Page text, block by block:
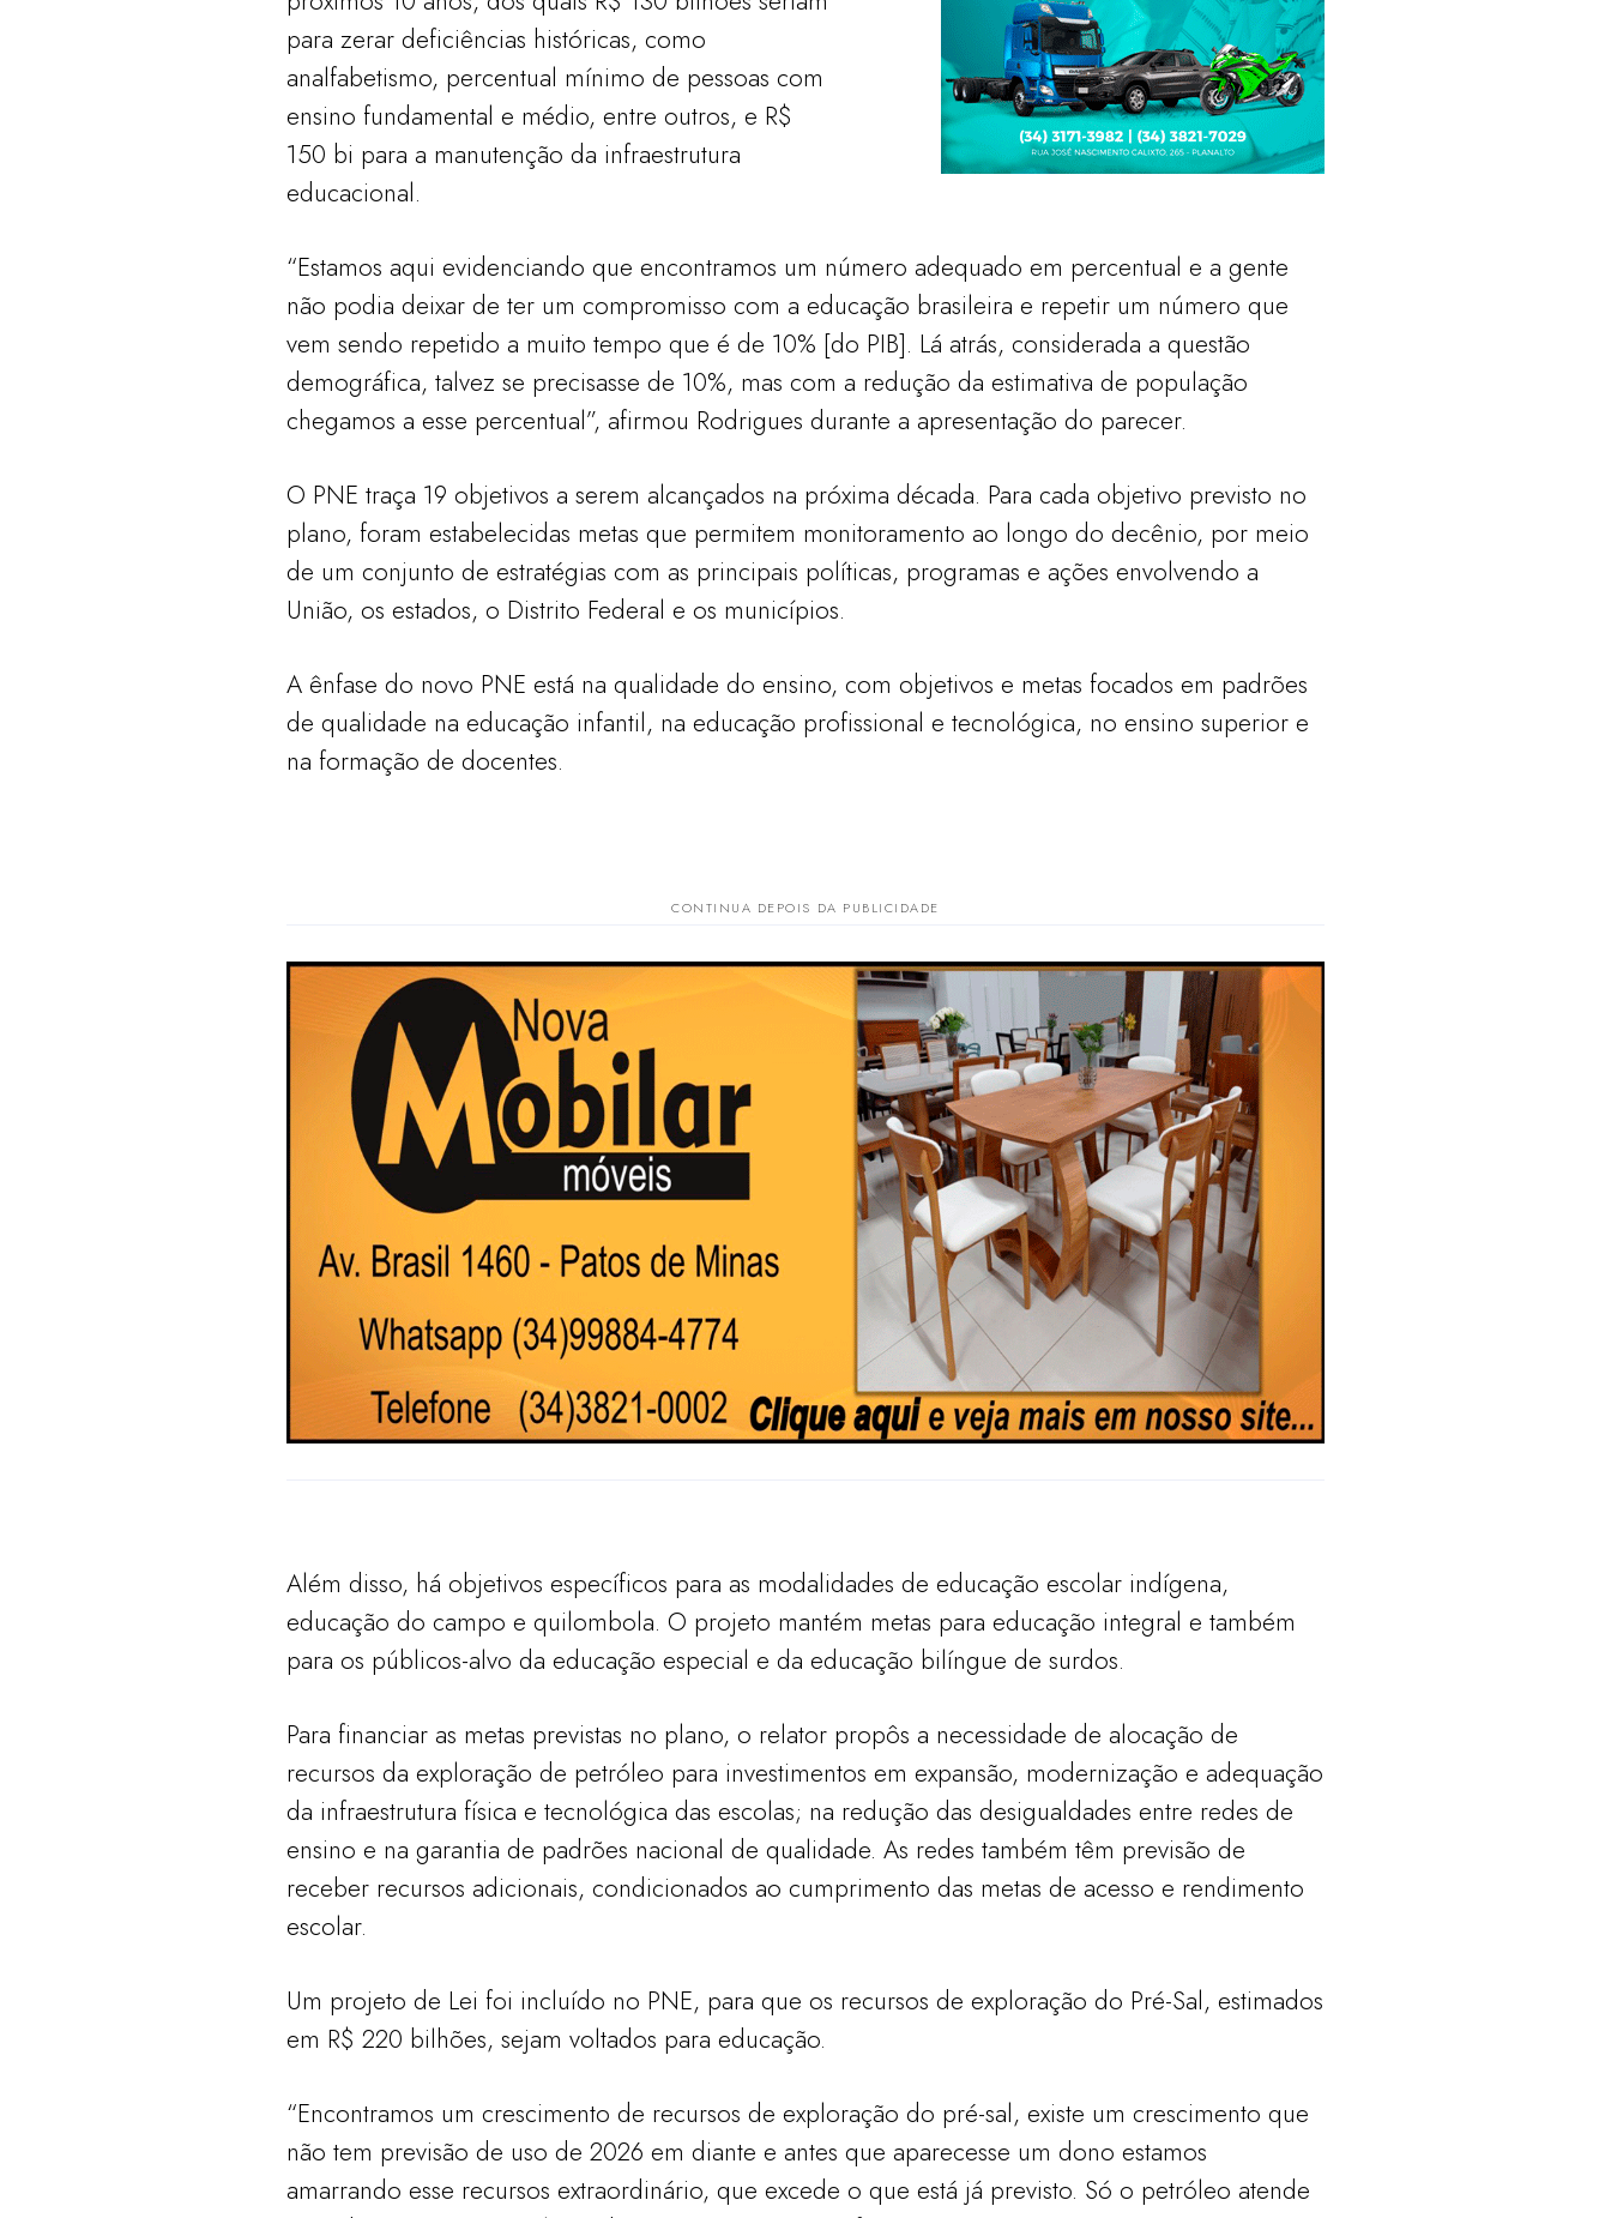
para zerar deficiências históricas, como
analfabetismo, percentual mínimo de pessoas com
ensino fundamental e médio, entre outros, e R$
150 bi para a manutenção da infraestrutura
educacional.
“Estamos aqui evidenciando que encontramos um número adequado em percentual e a gente
não podia deixar de ter um compromisso com a educação brasileira e repetir um número que
vem sendo repetido a muito tempo que é de 10% [do PIB]. Lá atrás, considerada a questão
demográfica, talvez se precisasse de 10%, mas com a redução da estimativa de população
chegamos a esse percentual”, afirmou Rodrigues durante a apresentação do parecer.
O PNE traça 19 objetivos a serem alcançados na próxima década. Para cada objetivo previsto no
plano, foram estabelecidas metas que permitem monitoramento ao longo do decênio, por meio
de um conjunto de estratégias com as principais políticas, programas e ações envolvendo a
União, os estados, o Distrito Federal e os municípios.
A ênfase do novo PNE está na qualidade do ensino, com objetivos e metas focados em padrões
de qualidade na educação infantil, na educação profissional e tecnológica, no ensino superior e
na formação de docentes.
Além disso, há objetivos específicos para as modalidades de educação escolar indígena,
educação do campo e quilombola. O projeto mantém metas para educação integral e também
para os públicos-alvo da educação especial e da educação bilíngue de surdos.
Para financiar as metas previstas no plano, o relator propôs a necessidade de alocação de
recursos da exploração de petróleo para investimentos em expansão, modernização e adequação
da infraestrutura física e tecnológica das escolas; na redução das desigualdades entre redes de
ensino e na garantia de padrões nacional de qualidade. As redes também têm previsão de
receber recursos adicionais, condicionados ao cumprimento das metas de acesso e rendimento
escolar.
Um projeto de Lei foi incluído no PNE, para que os recursos de exploração do Pré-Sal, estimados
em R$ 220 bilhões, sejam voltados para educação.
“Encontramos um crescimento de recursos de exploração do pré-sal, existe um crescimento que
não tem previsão de uso de 2026 em diante e antes que aparecesse um dono estamos
amarrando esse recursos extraordinário, que excede o que está já previsto. Só o petróleo atende